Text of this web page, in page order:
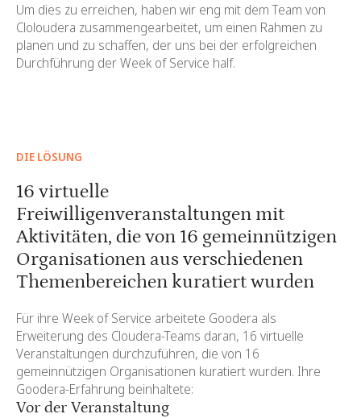
Um dies zu erreichen, haben wir eng mit dem Team von
Cloloudera zusammengearbeitet, um einen Rahmen zu
planen und zu schaffen, der uns bei der erfolgreichen
Durchführung der Week of Service half.
DIE LÖSUNG
16 virtuelle
Freiwilligenveranstaltungen mit
Aktivitäten, die von 16 gemeinnützigen
Organisationen aus verschiedenen
Themenbereichen kuratiert wurden
Für ihre Week of Service arbeitete Goodera als
Erweiterung des Cloudera-Teams daran, 16 virtuelle
Veranstaltungen durchzuführen, die von 16
gemeinnützigen Organisationen kuratiert wurden. Ihre
Goodera-Erfahrung beinhaltete:
Vor der Veranstaltung